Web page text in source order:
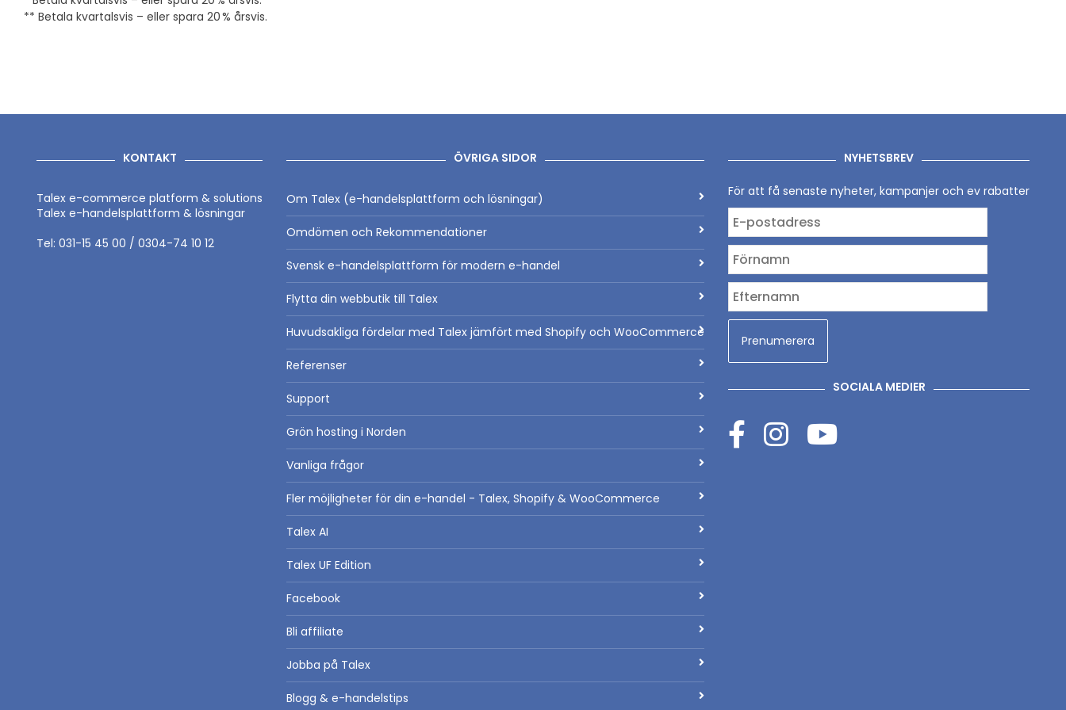
** Betala kvartalsvis – eller spara 20 % årsvis.
KONTAKT
Talex e-commerce platform & solutions
Talex e-handelsplattform & lösningar
Tel: 031-15 45 00 / 0304-74 10 12
ÖVRIGA SIDOR
Om Talex (e-handelsplattform och lösningar)
Omdömen och Rekommendationer
Svensk e-handelsplattform för modern e-handel
Flytta din webbutik till Talex
Huvudsakliga fördelar med Talex jämfört med Shopify och WooCommerce
Referenser
Support
Grön hosting i Norden
Vanliga frågor
Fler möjligheter för din e-handel - Talex, Shopify & WooCommerce
Talex AI
Talex UF Edition
Facebook
Bli affiliate
Jobba på Talex
Blogg & e-handelstips
NYHETSBREV
För att få senaste nyheter, kampanjer och ev rabatter
SOCIALA MEDIER